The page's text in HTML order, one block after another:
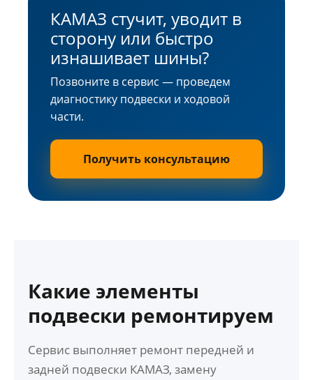
КАМАЗ стучит, уводит в
сторону или быстро
изнашивает шины?
Позвоните в сервис — проведем
диагностику подвески и ходовой
части.
Получить консультацию
Какие элементы
подвески ремонтируем
Сервис выполняет ремонт передней и
задней подвески КАМАЗ, замену